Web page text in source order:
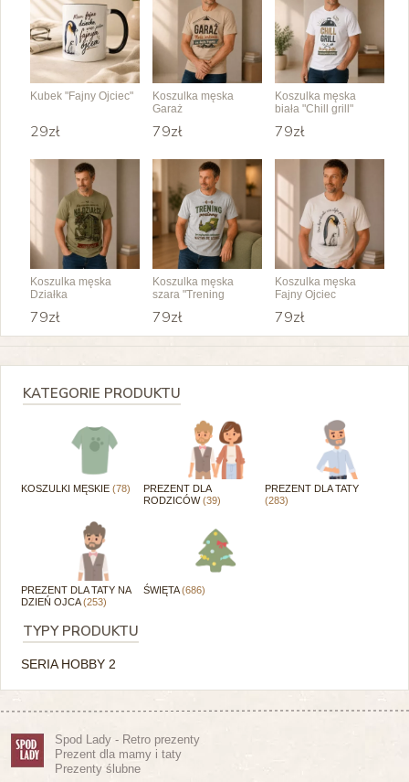
Kubek "Fajny Ojciec"
29zł
Koszulka męska
Garaż
79zł
Koszulka męska
biała "Chill grill"
79zł
Koszulka męska
Działka
79zł
Koszulka męska
szara "Trening
79zł
Koszulka męska
Fajny Ojciec
79zł
KATEGORIE PRODUKTU
KOSZULKI MĘSKIE (78)
PREZENT DLA
RODZICÓW(39)
PREZENT DLA TATY
(283)
PREZENT DLA TATY NA
DZIEŃ OJCA(253)
ŚWIĘTA(686)
TYPY PRODUKTU
SERIA HOBBY 2
Spod Lady - Retro prezenty
Prezent dla mamy i taty
Prezenty ślubne